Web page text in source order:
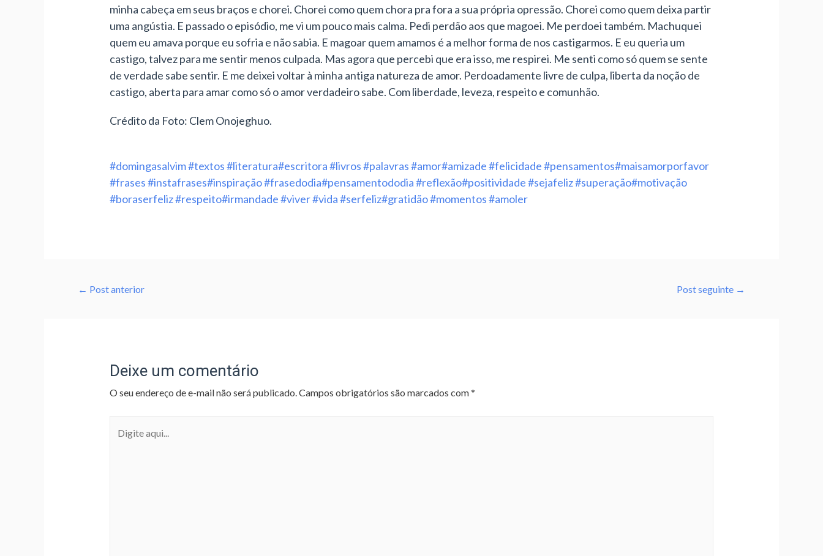
minha cabeça em seus braços e chorei. Chorei como quem chora pra fora a sua própria opressão. Chorei como quem deixa partir
uma angústia. E passado o episódio, me vi um pouco mais calma. Pedi perdão aos que magoei. Me perdoei também. Machuquei
quem eu amava porque eu sofria e não sabia. E magoar quem amamos é a melhor forma de nos castigarmos. E eu queria um
castigo, talvez para me sentir menos culpada. Mas agora que percebi que era isso, me respirei. Me senti como só quem se sente
de verdade sabe sentir. E me deixei voltar à minha antiga natureza de amor. Perdoadamente livre de culpa, liberta da noção de
castigo, aberta para amar como só o amor verdadeiro sabe. Com liberdade, leveza, respeito e comunhão.
Crédito da Foto: Clem Onojeghuo.
#domingasalvim#textos#literatura#escritora#livros#palavras#amor#amizade#felicidade#pensamentos#maisamorporfavor
#frases#instafrases#inspiração#frasedodia#pensamentododia#reflexão#positividade#sejafeliz#superação#motivação
#boraserfeliz#respeito#irmandade#viver#vida#serfeliz#gratidão#momentos#amoler
← Post anterior Post seguinte →
Deixe um comentário
O seu endereço de e-mail não será publicado.Campos obrigatórios são marcados com*